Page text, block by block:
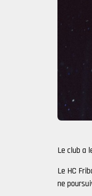
Le club a
Le HC
ne